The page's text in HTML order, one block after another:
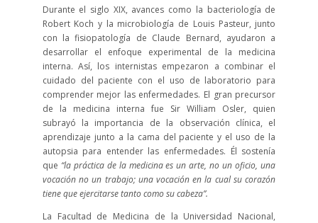
Durante el siglo XIX, avances como la bacteriología de
Robert Koch y la microbiología de Louis Pasteur, junto
con la fisiopatología de Claude Bernard, ayudaron a
desarrollar el enfoque experimental de la medicina
interna. Así, los internistas empezaron a combinar el
cuidado del paciente con el uso de laboratorio para
comprender mejor las enfermedades. El gran precursor
de la medicina interna fue Sir William Osler, quien
subrayó la importancia de la observación clínica, el
aprendizaje junto a la cama del paciente y el uso de la
autopsia para entender las enfermedades. Él sostenía
que “la práctica de la medicina es un arte, no un oficio, una
vocación no un trabajo; una vocación en la cual su corazón
tiene que ejercitarse tanto como su cabeza”.
La Facultad de Medicina de la Universidad Nacional,